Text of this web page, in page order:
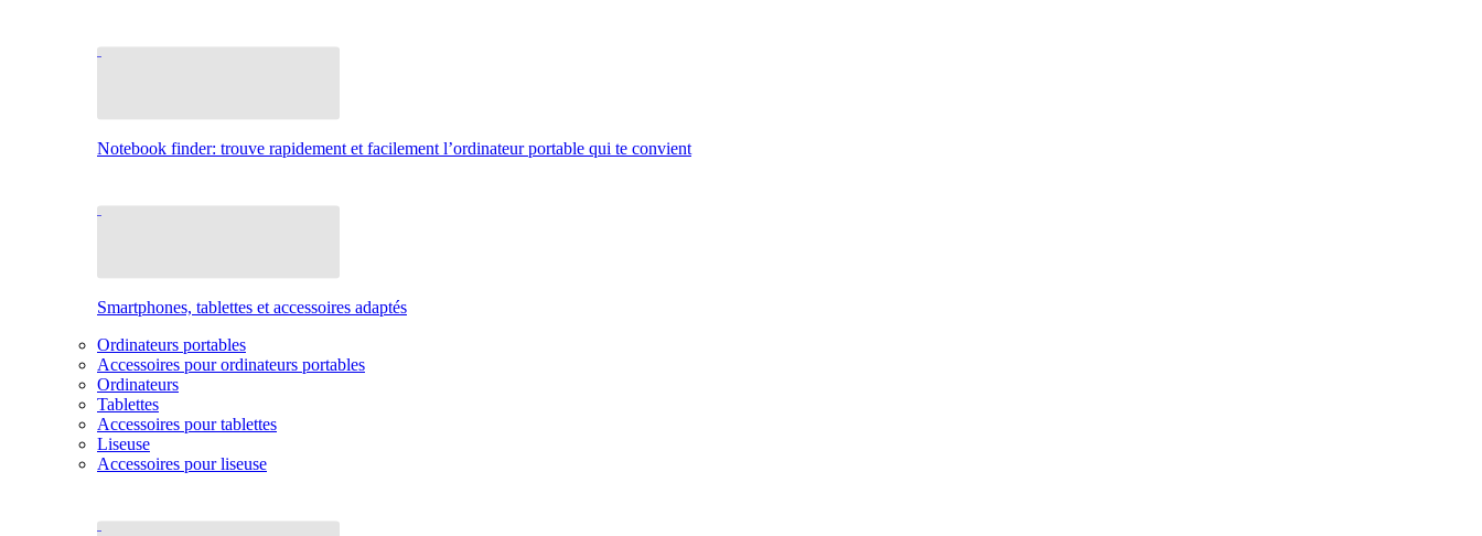
Notebook finder: trouve rapidement et facilement l’ordinateur portable qui te convient
Smartphones, tablettes et accessoires adaptés
Ordinateurs portables
Accessoires pour ordinateurs portables
Ordinateurs
Tablettes
Accessoires pour tablettes
Liseuse
Accessoires pour liseuse